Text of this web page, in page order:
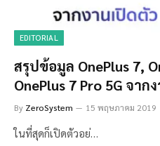
EDITORIAL
สรุปข้อมูล OnePlus 7,
OnePlus 7 Pro 5G จาก
By ZeroSystem 15 พฤษภาคม 2019
ในที่สุดก็เปิดตัวอย่…